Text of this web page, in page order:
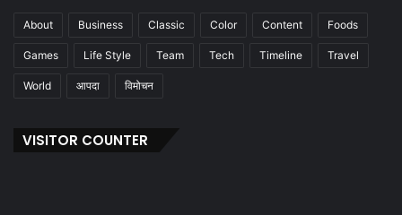
About Business Classic Color Content Foods
Games Life Style Team Tech Timeline Travel
World आपदा विमोचन
VISITOR COUNTER